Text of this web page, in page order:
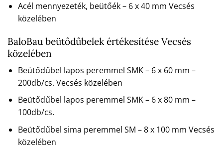
Acél mennyezeték, beütőék – 6 x 40 mm Vecsés
közelében
BaloBau beütődűbelek értékesítése Vecsés
közelében
Beütődűbel lapos peremmel SMK – 6 x 60 mm –
200db/cs. Vecsés közelében
Beütődűbel lapos peremmel SMK – 6 x 80 mm –
100db/cs.
Beütődűbel sima peremmel SM – 8 x 100 mm Vecsés
közelében